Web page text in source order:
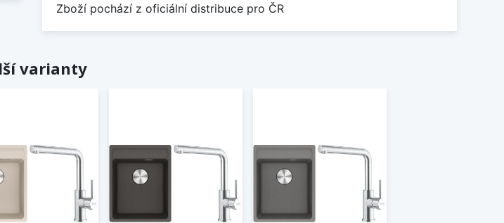
Zboží pochází z oficiální distribuce pro ČR
varianty